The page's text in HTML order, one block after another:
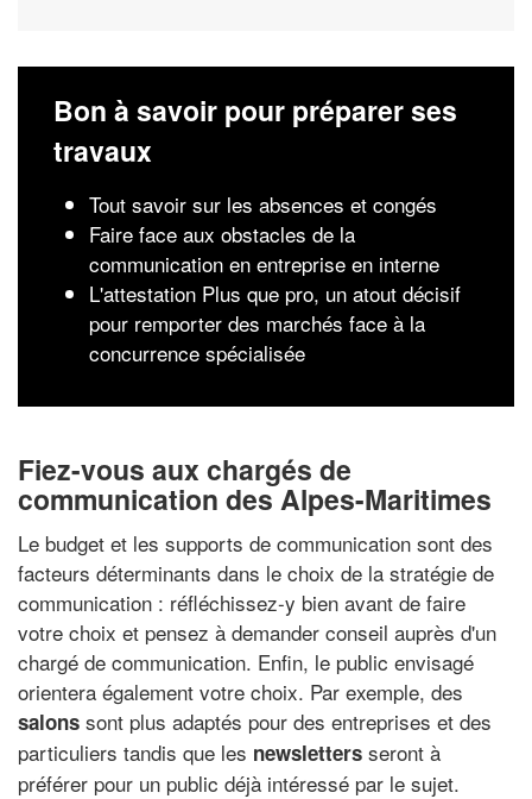
Bon à savoir pour préparer ses
travaux
Tout savoir sur les absences et congés
Faire face aux obstacles de la
communication en entreprise en interne
L'attestation Plus que pro, un atout décisif
pour remporter des marchés face à la
concurrence spécialisée
Fiez-vous aux chargés de
communication des Alpes-Maritimes
Le budget et les supports de communication sont des
facteurs déterminants dans le choix de la stratégie de
communication : réfléchissez-y bien avant de faire
votre choix et pensez à demander conseil auprès d'un
chargé de communication. Enfin, le public envisagé
orientera également votre choix. Par exemple, des
salons sont plus adaptés pour des entreprises et des
particuliers tandis que les newsletters seront à
préférer pour un public déjà intéressé par le sujet.